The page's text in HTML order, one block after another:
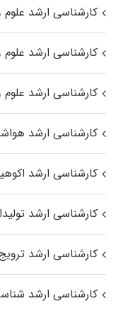
کارشناسی ارشد
کارشناسی ارشد
کارشناسی ارشد
کارشناسی ارشد
کارشناسی ارشد
کارشناسی ارشد
کارشناسی ارشد
کارشناسی ارشد